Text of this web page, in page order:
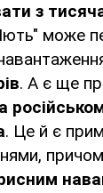
з
може
. А є ще
. Це й є